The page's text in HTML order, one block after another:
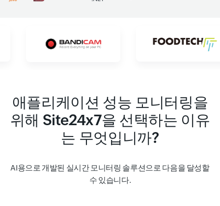
애플리케이션 성능 모니터링을
위해 Site24x7을 선택하는 이유
는 무엇입니까?
AI용으로 개발된 실시간 모니터링 솔루션으로 다음을 달성할
수 있습니다.